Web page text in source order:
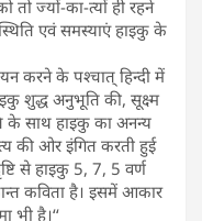
तो ज्यों-का-त्यों ही रहने
एवं समस्याएं हाइकु के
करने के पश्चात् हिन्दी में
शुद्ध अनुभूति की, सूक्ष्म
के साथ हाइकु का अनन्य
की ओर इंगित करती हुई
से हाइकु 5, 7, 5 वर्ण
कविता है। इसमें आकार
है।‘‘